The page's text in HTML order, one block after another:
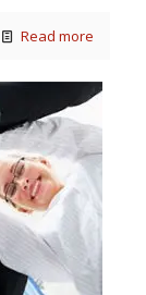
Read more